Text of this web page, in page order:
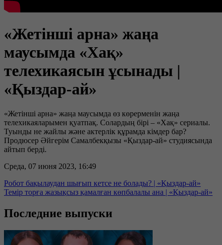
«Жетінші арна» жаңа
маусымда «Хақ»
телехикаясын ұсынады |
«Қыздар-ай»
«Жетінші арна» жаңа маусымда өз көрерменін жаңа
телехикаяларымен қуатпақ. Солардың бірі – «Хақ» сериалы.
Туынды не жайлы және актерлік құрамда кімдер бар?
Продюсер Әйгерім Самалбекқызы «Қыздар-ай» студиясында
айтып берді.
Среда, 07 июня 2023, 16:49
Робот бақылаудан шығып кетсе не болады? | «Қыздар-ай»
Темір торға жазықсыз қамалған көпбалалы ана | «Қыздар-ай»
Последние выпуски